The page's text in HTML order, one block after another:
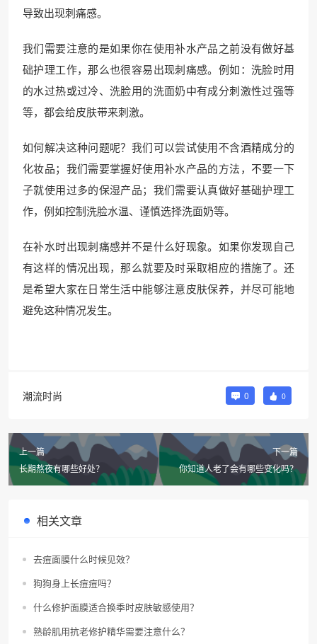
导致出现刺痛感。
我们需要注意的是如果你在使用补水产品之前没有做好基
础护理工作，那么也很容易出现刺痛感。例如：洗脸时用
的水过热或过冷、洗脸用的洗面奶中有成分刺激性过强等
等，都会给皮肤带来刺激。
如何解决这种问题呢？我们可以尝试使用不含酒精成分的
化妆品；我们需要掌握好使用补水产品的方法，不要一下
子就使用过多的保湿产品；我们需要认真做好基础护理工
作，例如控制洗脸水温、谨慎选择洗面奶等。
在补水时出现刺痛感并不是什么好现象。如果你发现自己
有这样的情况出现，那么就要及时采取相应的措施了。还
是希望大家在日常生活中能够注意皮肤保养，并尽可能地
避免这种情况发生。
潮流时尚 0 0
上一篇
长期熬夜有哪些好处？
下一篇
你知道人老了会有哪些变化吗？
相关文章
去痘面膜什么时候见效？
狗狗身上长痘痘吗？
什么修护面膜适合换季时皮肤敏感使用？
熟龄肌用抗老修护精华需要注意什么？